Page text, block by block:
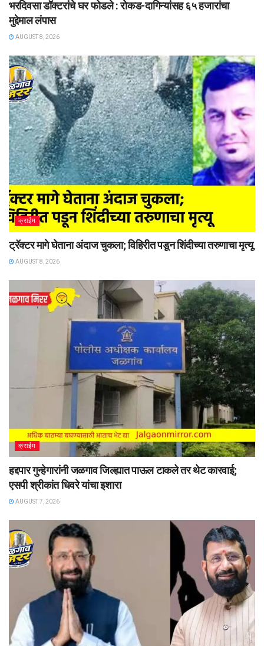
भरदिवसा डॉक्टरांचे घर फोडले : रोकड-दागिन्यांसह ६५ हजारांचा
मुद्देमाल लंपास
AUGUST 8, 2026
क्राईम
ट्रॅक्टर मागे घेताना अंदाज चुकला; विहिरीत पडून शिंदीच्या तरुणाचा मृत्यू
AUGUST 8, 2026
क्राईम
हद्दपार गुन्हेगारांनी जळगाव जिल्ह्यात पाऊल टाकले तर थेट कारवाई;
एसपी श्रीकांत धिवरे यांचा इशारा
AUGUST 7, 2026